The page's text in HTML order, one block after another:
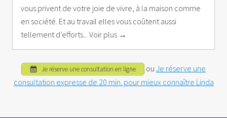
vous privent de votre joie de vivre, à la maison comme
en société. Et au travail elles vous coûtent aussi
tellement d’efforts... Voir plus →
Je réserve une consultation en ligne ou Je réserve une
consultation expresse de 20 min. pour mieux connaître Linda